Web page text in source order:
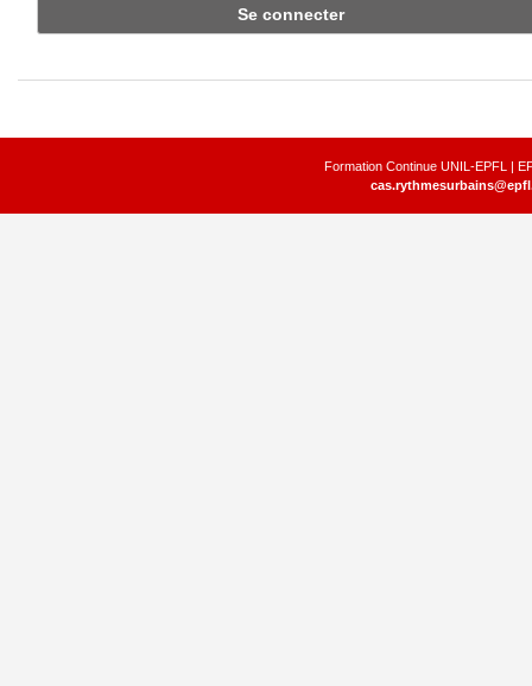
Formation Continue UNIL-EPFL |